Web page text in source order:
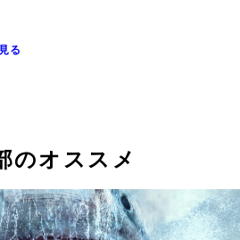
る
のオススメ